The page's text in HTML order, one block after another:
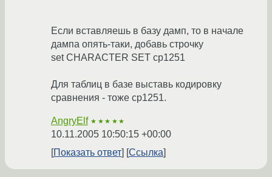
Если вставляешь в базу дамп, то в начале
дампа опять-таки, добавь строчку
set CHARACTER SET cp1251
Для таблиц в базе выставь кодировку
сравнения - тоже cp1251.
AngryElf ★★★★★
10.11.2005 10:50:15 +00:00
Показать ответ
Ссылка